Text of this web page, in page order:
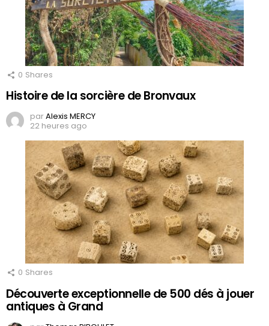
0 Shares
Histoire de la sorcière de Bronvaux
parAlexis MERCY
22 heures ago
0 Shares
Découverte exceptionnelle de 500 dés à jouer
antiques à Grand